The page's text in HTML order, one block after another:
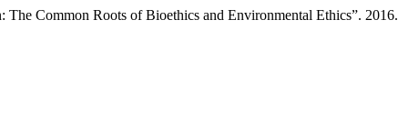
Common Roots of Bioethics and Environmental Ethics”. 2016.